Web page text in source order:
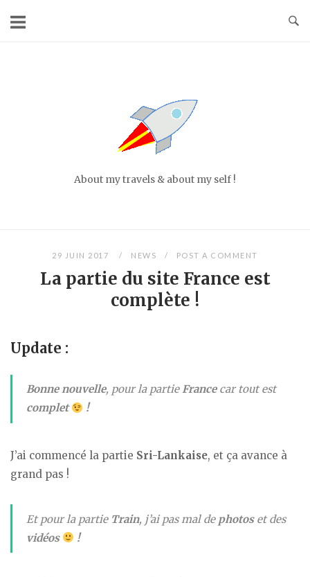
About my travels & about my self !
29 JUIN 2017 NEWS POST A COMMENT
La partie du site France est
complète !
Update :
Bonne nouvelle, pour la partieFrancecar tout est
complet
!
J’ai commencé la partie Sri-Lankaise, et ça avance à
grand pas !
Et pour la partie Train, j’ai pas mal de photoset des
vidéos
!